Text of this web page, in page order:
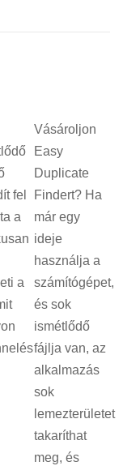
fel
a
a
Vásároljon
Easy
Duplicate
Findert? Ha
már egy
ideje
használja a
számítógépet,
és sok
ismétlődő
fájlja van, az
alkalmazás
sok
lemezterületet
takaríthat
meg, és